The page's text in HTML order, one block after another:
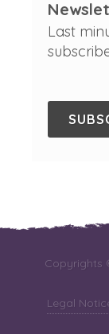
Last
Copyrights
Legal